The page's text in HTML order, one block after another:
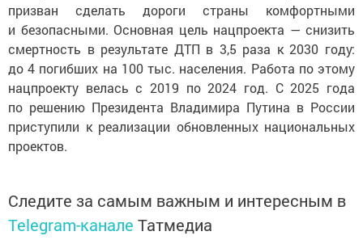
призван сделать дороги страны комфортными
и безопасными. Основная цель нацпроекта — снизить
смертность в результате ДТП в 3,5 раза к 2030 году:
до 4 погибших на 100 тыс. населения. Работа по этому
нацпроекту велась с 2019 по 2024 год. С 2025 года
по решению Президента Владимира Путина в России
приступили к реализации обновленных национальных
проектов.
Следите за самым важным и интересным в
Telegram-канале Татмедиа